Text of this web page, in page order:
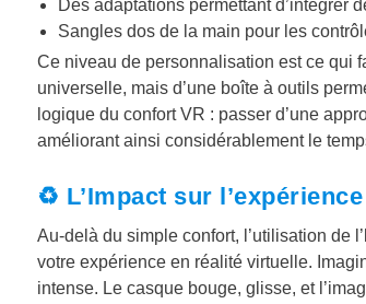
Des adaptations permettant d’intégrer
Sangles dos de la main pour les
Ce niveau de personnalisation est ce qui
universelle, mais d’une boîte à outils
logique du confort VR : passer d’une
améliorant ainsi considérablement le
♻️ L’Impact sur
Au-delà du simple confort, l’utilisation de l’
votre expérience en réalité virtuelle.
intense. Le casque bouge, glisse, et